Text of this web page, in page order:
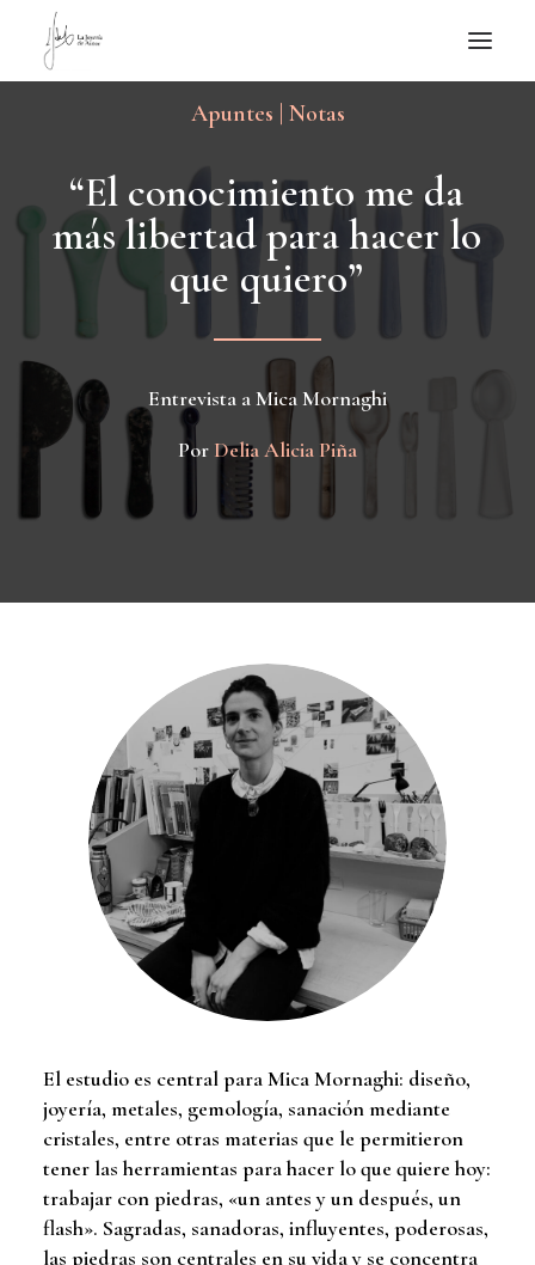
NOTICIAS DE JOYERÍA CONTEMPORÁNEA
NOVEDADES
DE VISITA
APUNTES
QUIÉN SOY
Apuntes | Notas
“El conocimiento me da
más libertadparahacer lo
que quiero”
Entrevista a Mica Mornaghi
Por Delia Alicia Piña
El estudio es central para Mica Mornaghi: diseño,
joyería, metales, gemología, sanación mediante
cristales, entre otras materias que le permitieron
tener las herramientas para hacer lo que quiere hoy:
trabajar con piedras, «un antes y un después, un
flash». Sagradas, sanadoras, influyentes, poderosas,
las piedras son centrales en su vida y se concentra